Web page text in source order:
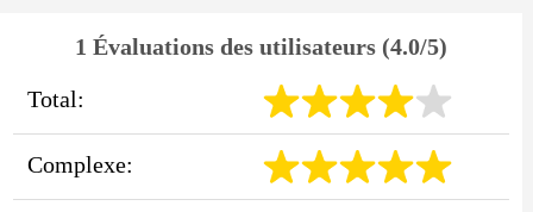
1 Évaluations des utilisateurs (4.0/5)
Total:
Complexe: